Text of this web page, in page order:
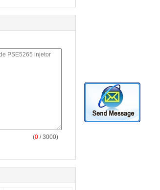
(0 / 3000)